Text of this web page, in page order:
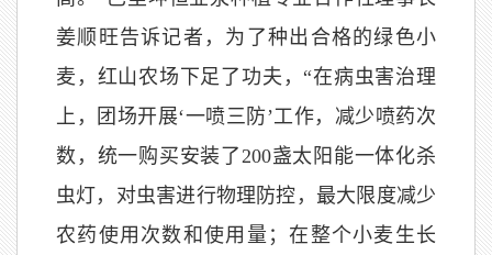
姜顺旺告诉记者，为了种出合格的绿色小
麦，红山农场下足了功夫，“在病虫害治理
上，团场开展‘一喷三防’工作，减少喷药次
数，统一购买安装了200盏太阳能一体化杀
虫灯，对虫害进行物理防控，最大限度减少
农药使用次数和使用量；在整个小麦生长